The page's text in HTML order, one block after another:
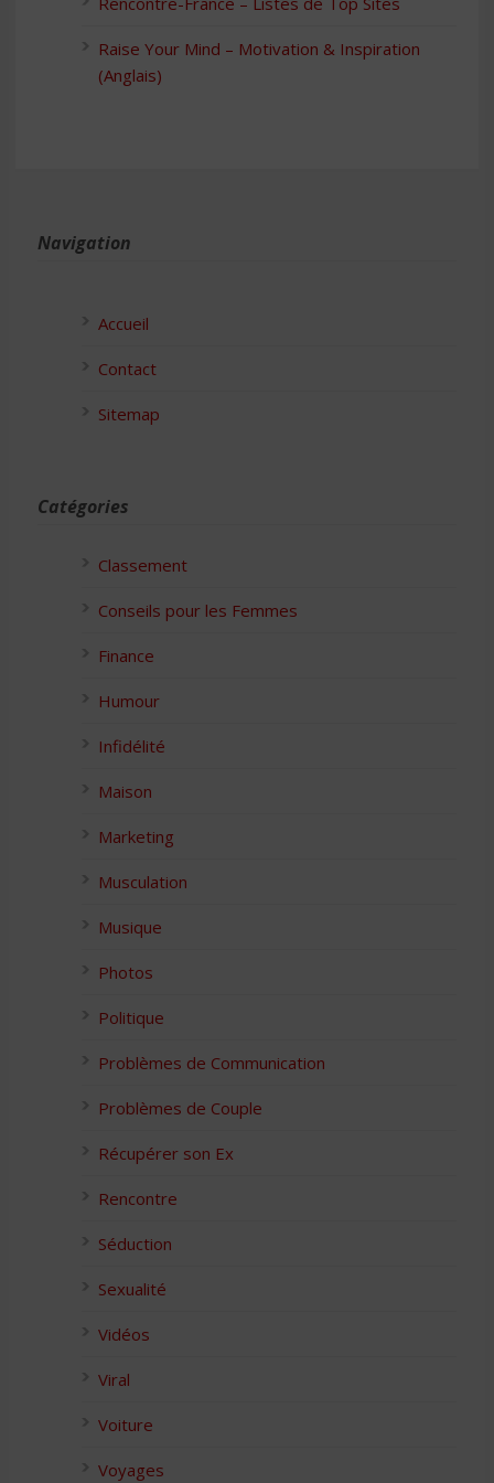
Raise Your Mind – Motivation & Inspiration
(Anglais)
Navigation
Accueil
Contact
Sitemap
Catégories
Classement
Conseils pour les Femmes
Finance
Humour
Infidélité
Maison
Marketing
Musculation
Musique
Photos
Politique
Problèmes de Communication
Problèmes de Couple
Récupérer son Ex
Rencontre
Séduction
Sexualité
Vidéos
Viral
Voiture
Voyages